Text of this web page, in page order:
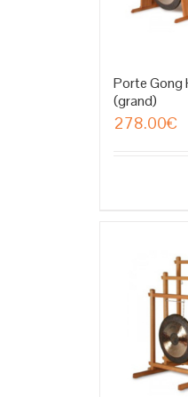
Porte Gong
(grand)
278.00€